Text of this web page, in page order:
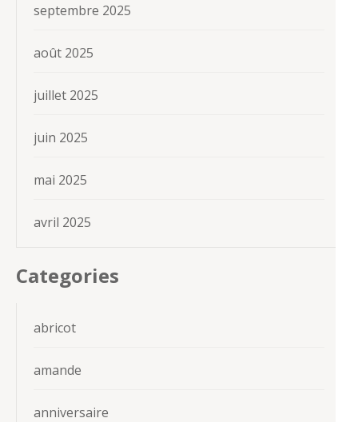
septembre 2025
août 2025
juillet 2025
juin 2025
mai 2025
avril 2025
Categories
abricot
amande
anniversaire